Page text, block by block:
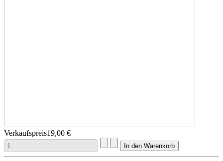
Verkaufspreis19,00 €